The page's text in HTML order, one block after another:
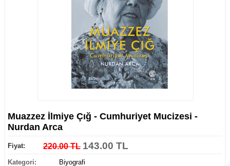
Muazzez İlmiye Çığ - Cumhuriyet Mucizesi -
Nurdan Arca
Fiyat: 220.00 TL 143.00 TL
Kategori:
Biyografi